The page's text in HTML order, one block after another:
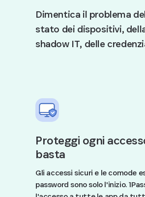
Dimentica il problema
stato dei dispositivi,
shadow IT, delle
Proteggi ogni
basta
Gli accessi sicuri e le comode
password sono solo l'inizio.